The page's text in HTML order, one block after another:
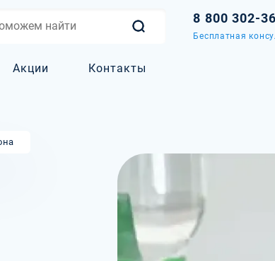
8 800 302-
Бесплатная
Акции Контакты